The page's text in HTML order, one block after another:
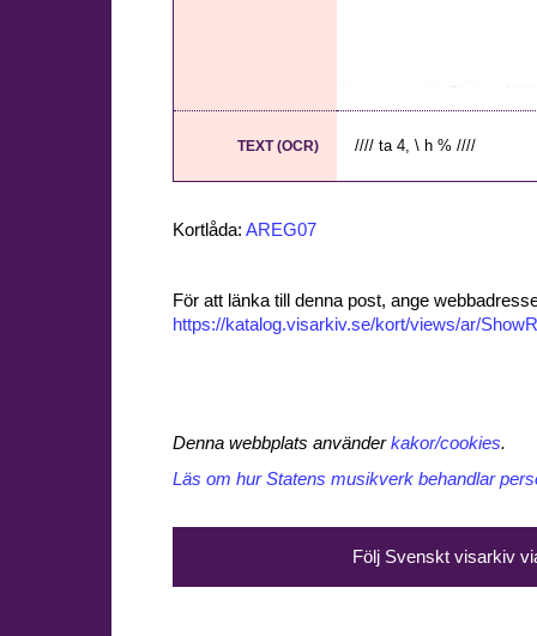
TEXT (OCR) //// ta 4, \ h % ////
Kortlåda: AREG07
För att länka till denna post, ange
https://katalog.visarkiv.se/kort/views/ar/
Denna webbplats använderkakor/cookies.
Läs om hur Statens musikverk behandlar
Följ Svenskt visarkiv